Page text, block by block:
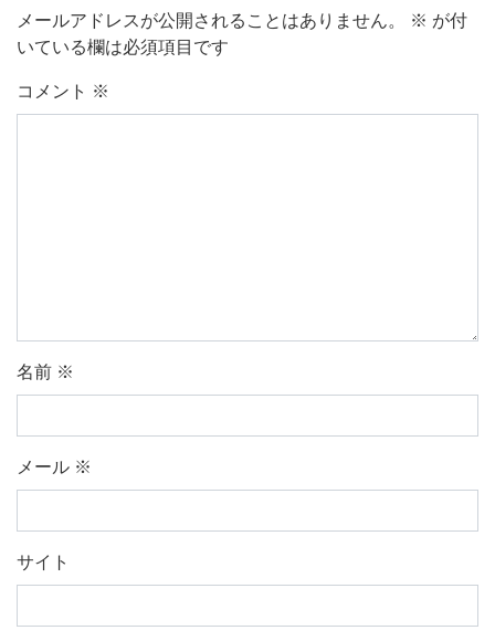
メールアドレスが公開されることはありません。 ※ が付
いている欄は必須項目です
コメント ※
名前 ※
メール ※
サイト